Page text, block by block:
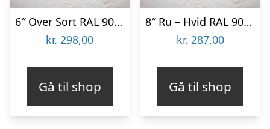
6″ Over Sort RAL 9005 Færdigmalet Stern brædder
kr. 298,00
Gå til shop
8″ Ru – Hvid RAL 9010 22×200 Færdigmalet Træbeklædning
kr. 287,00
Gå til shop